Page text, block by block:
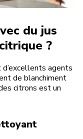
du jus
?
d’excellents agents
de blanchiment
citrons est un